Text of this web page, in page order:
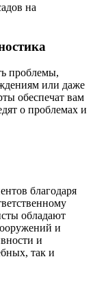
на
проблемы,
или даже
обеспечат вам
о проблемах и
благодаря
обладают
и
и
так и